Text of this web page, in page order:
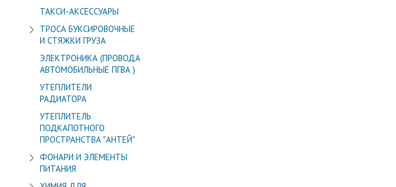
ТАКСИ-АКСЕССУАРЫ
ТРОСА БУКСИРОВОЧНЫЕ
И СТЯЖКИ ГРУЗА
ЭЛЕКТРОНИКА (ПРОВОДА
АВТОМОБИЛЬНЫЕ ПГВА )
УТЕПЛИТЕЛИ
РАДИАТОРА
УТЕПЛИТЕЛЬ
ПОДКАПОТНОГО
ПРОСТРАНСТВА "АНТЕЙ"
ФОНАРИ И ЭЛЕМЕНТЫ
ПИТАНИЯ